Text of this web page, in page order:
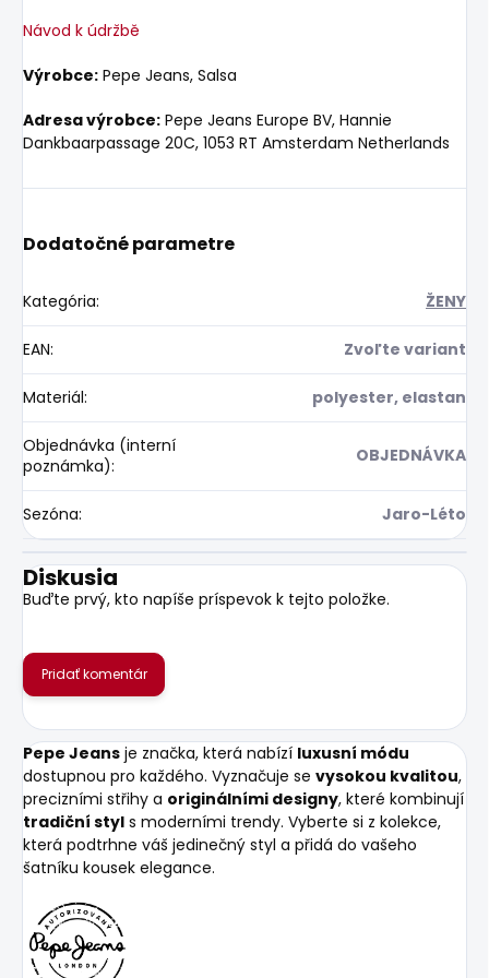
Návod k údržbě
Výrobce: Pepe Jeans, Salsa
Adresa výrobce: Pepe Jeans Europe BV, Hannie
Dankbaarpassage 20C, 1053 RT Amsterdam Netherlands
Dodatočné parametre
Kategória: ŽENY
EAN: Zvoľte variant
Materiál: polyester, elastan
Objednávka (interní
poznámka): OBJEDNÁVKA
Sezóna: Jaro-Léto
Diskusia
Buďte prvý, kto napíše príspevok k tejto položke.
Pridať komentár
Pepe Jeans je značka, která nabízí luxusní módu
dostupnou pro každého. Vyznačuje se vysokou kvalitou,
precizními střihy a originálními designy, které kombinují
tradiční styl s moderními trendy. Vyberte si z kolekce,
která podtrhne váš jedinečný styl a přidá do vašeho
šatníku kousek elegance.